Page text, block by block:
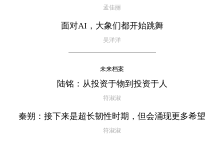
孟佳丽
面对AI，大象们都开始跳舞
吴洋洋
未来档案
陆铭：从投资于物到投资于人
符淑淑
秦朔：接下来是超长韧性时期，但会涌现更多希望
符淑淑